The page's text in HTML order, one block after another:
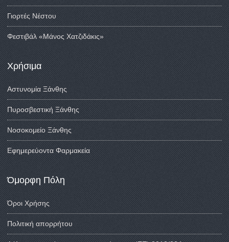
Γιορτές Νέστου
Φεστιβάλ «Μάνος Χατζιδάκις»
Χρήσιμα
Αστυνομία Ξάνθης
Πυροσβεστική Ξάνθης
Νοσοκομείο Ξάνθης
Εφημερεύοντα Φαρμακεία
Όμορφη Πόλη
Όροι Χρήσης
Πολιτική απορρήτου